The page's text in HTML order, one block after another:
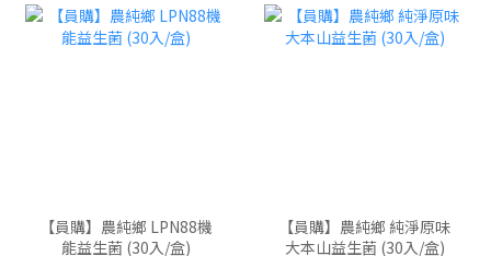
【員購】農純鄉 LPN88機
能益生菌 (30入/盒)
【員購】農純鄉 純淨原味
大本山益生菌 (30入/盒)